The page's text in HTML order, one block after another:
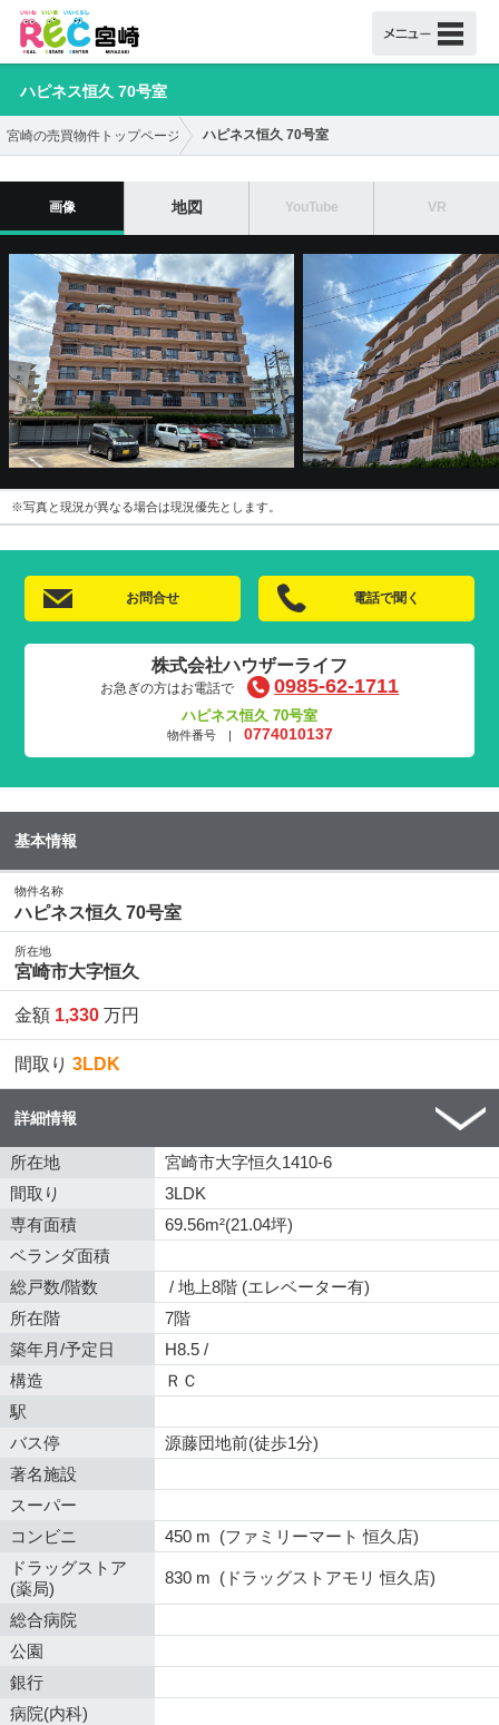
ハピネス恒久 70号室
宮崎の売買物件トップページ ハピネス恒久 70号室
画像 地図 YouTube VR
※写真と現況が異なる場合は現況優先とします。
お問合せ 電話で聞く
株式会社ハウザーライフ
お急ぎの方はお電話で 0985-62-1711
ハピネス恒久 70号室
物件番号 | 0774010137
基本情報
物件名称
ハピネス恒久 70号室
所在地
宮崎市大字恒久
金額 1,330 万円
間取り3LDK
詳細情報
所在地
宮崎市大字恒久1410-6
間取り
3LDK
専有面積
69.56m²(21.04坪)
ベランダ面積
総戸数/階数
/ 地上8階 (エレベーター有)
所在階
7階
築年月/予定日
H8.5 /
構造
ＲＣ
駅
バス停
源藤団地前(徒歩1分)
著名施設
スーパー
コンビニ
450 m (ファミリーマート 恒久店)
ドラッグストア
(薬局)
830 m (ドラッグストアモリ 恒久店)
総合病院
公園
銀行
病院(内科)